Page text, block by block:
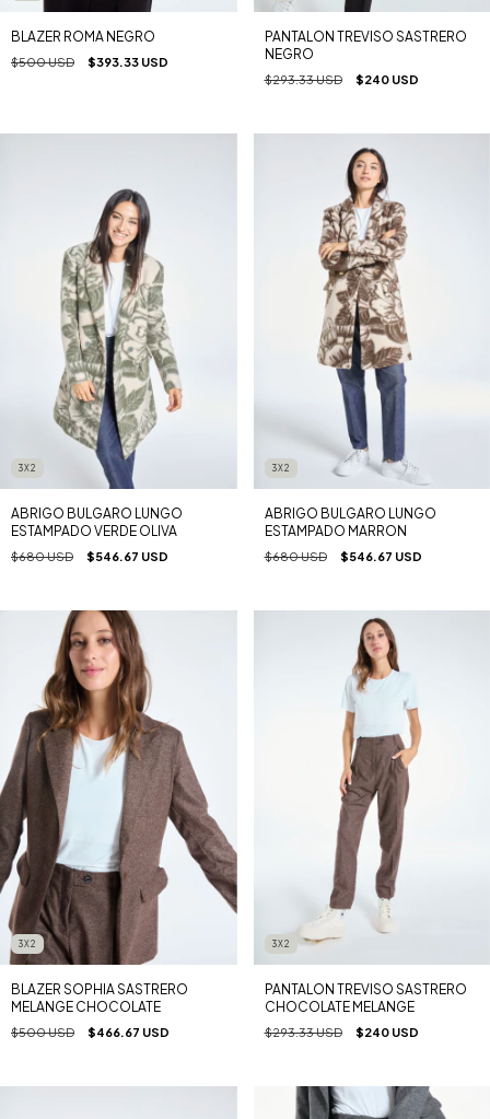
BLAZER ROMA NEGRO
$500 USD $393.33 USD
PANTALON TREVISO SASTRERO
NEGRO
$293.33 USD $240 USD
3X2
ABRIGO BULGARO LUNGO
ESTAMPADO VERDE OLIVA
$680 USD $546.67 USD
3X2
ABRIGO BULGARO LUNGO
ESTAMPADO MARRON
$680 USD $546.67 USD
3X2
BLAZER SOPHIA SASTRERO
MELANGE CHOCOLATE
$500 USD $466.67 USD
3X2
PANTALON TREVISO SASTRERO
CHOCOLATE MELANGE
$293.33 USD $240 USD